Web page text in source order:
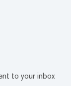
to your inbox